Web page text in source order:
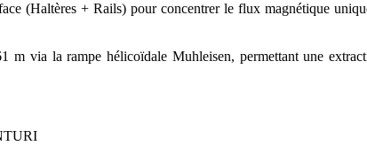
(Haltères + Rails) pour concentrer le flux magnétique
m via la rampe hélicoïdale Muhleisen, permettant une